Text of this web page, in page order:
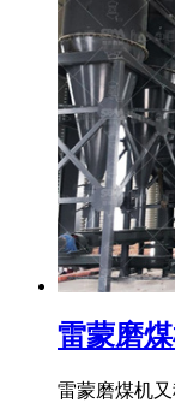
雷蒙磨
雷蒙磨煤机